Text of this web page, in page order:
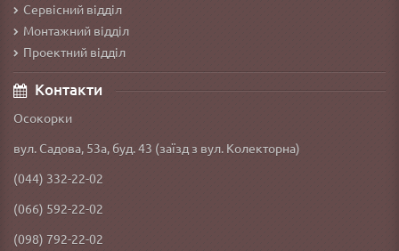
Сервісний відділ
Монтажний відділ
Проектний відділ
Контакти
Осокорки
вул. Садова, 53а, буд. 43 (заїзд з вул. Колекторна)
(044) 332-22-02
(066) 592-22-02
(098) 792-22-02